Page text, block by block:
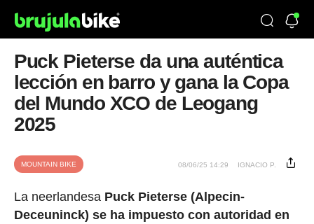
Puck Pieterse da una auténtica
lección en barro y gana la Copa
del Mundo XCO de Leogang
2025
MOUNTAIN BIKE 08/06/25 14:29 IGNACIO P.
La neerlandesa Puck Pieterse (Alpecin-
Deceuninck) se ha impuesto con autoridad en